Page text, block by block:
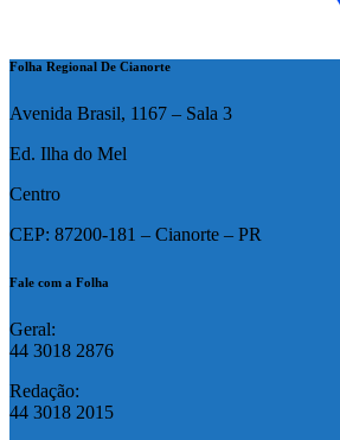
Folha Regional De Cianorte
Avenida Brasil, 1167 – Sala 3
Ed. Ilha do Mel
Centro
CEP: 87200-181 – Cianorte – PR
Fale com a Folha
Geral:
44 3018 2876
Redação:
44 3018 2015